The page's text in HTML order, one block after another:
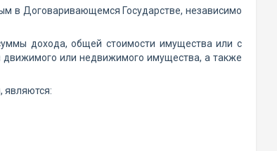
в Договаривающемся Государстве, независимо
дохода, общей стоимости имущества или с
или недвижимого имущества, а также
являются: